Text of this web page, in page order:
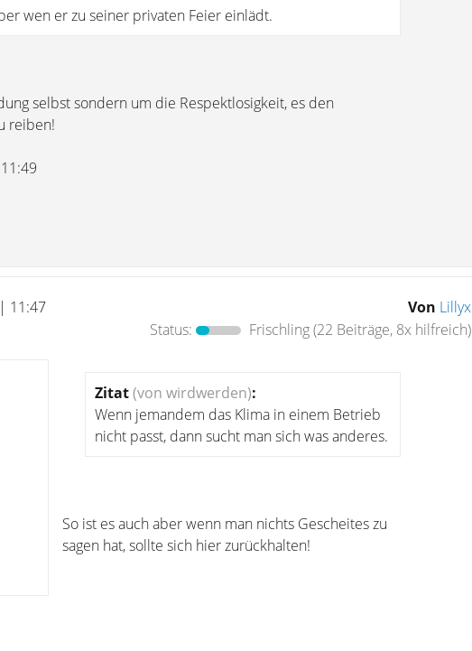
wen er zu seiner privaten Feier einlädt.
selbst sondern um die Respektlosigkeit, es den
reiben!
11:47 Von Lillyx
Status:
Frischling(22 Beiträge, 8x hilfreich)
Zitat(von wirdwerden):
Wenn jemandem das Klima in einem Betrieb
nicht passt, dann sucht man sich was anderes.
So ist es auch aber wenn man nichts Gescheites zu
sagen hat, sollte sich hier zurückhalten!